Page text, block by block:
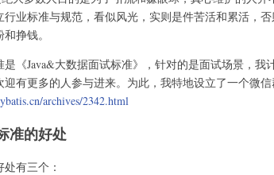
行业标准与规范，看似风光，实则是件苦活和累活，
挣钱。
《Java&大数据面试标准》，针对的是面试场景，
迎有更多的人参与进来。为此，我特地设立了一个微
archives/2342.html
准的好处
有三个：